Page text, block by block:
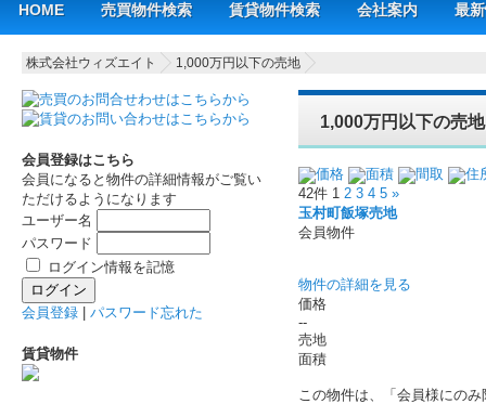
HOME 売買物件検索 賃貸物件検索 会社案内 最
株式会社ウィズエイト 1,000万円以下の売地
1,000万円以下の売
価格 面積 間取
住
42件 1 2 3 4 5 »
玉村町飯塚売地
会員物件
物件の詳細を見る
価格
--
売地
面積
この物件は、「会員様にの
会員登録はこちら
会員になると物件の詳細情報がご覧い
ただけるようになります
ユーザー名
パスワード
ログイン情報を記憶
会員登録 | パスワード忘れた
賃貸物件